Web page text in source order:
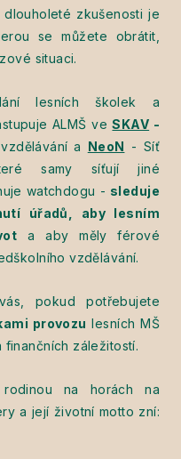
zkušenosti je
se můžete obrátit,
situaci.
lesních školek a
ALMŠ veSKAV -
a NeoN - Síť
samy síťují jiné
watchdogu - sleduje
úřadů, aby lesním
a aby měly férové
vzdělávání.
pokud potřebujete
provozu lesních MŠ
záležitostí.
na horách na
a její životní motto zní: